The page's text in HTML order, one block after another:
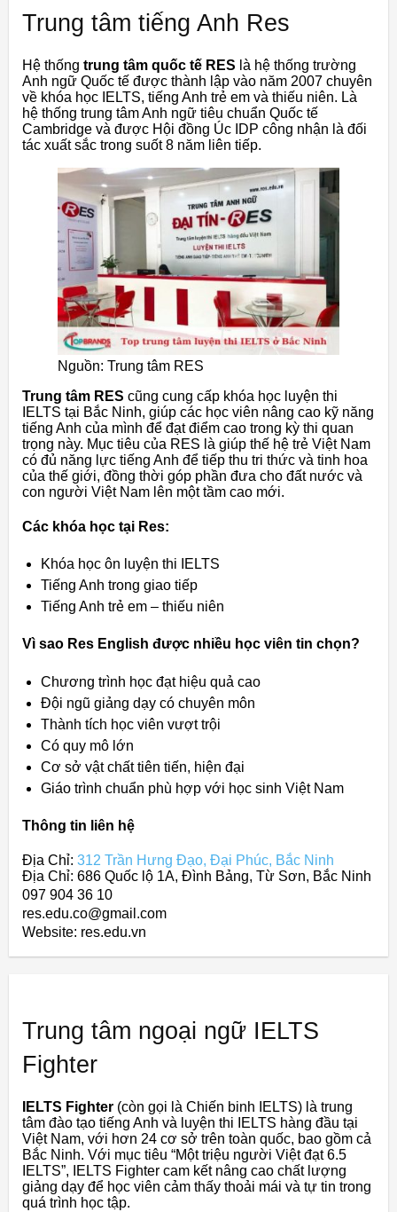
Trung tâm tiếng Anh Res
Hệ thống trung tâm quốc tế RES là hệ thống trường
Anh ngữ Quốc tế được thành lập vào năm 2007 chuyên
về khóa học IELTS, tiếng Anh trẻ em và thiếu niên. Là
hệ thống trung tâm Anh ngữ tiêu chuẩn Quốc tế
Cambridge và được Hội đồng Úc IDP công nhận là đối
tác xuất sắc trong suốt 8 năm liên tiếp.
Nguồn: Trung tâm RES
Trung tâm RES cũng cung cấp khóa học luyện thi
IELTS tại Bắc Ninh, giúp các học viên nâng cao kỹ năng
tiếng Anh của mình để đạt điểm cao trong kỳ thi quan
trọng này. Mục tiêu của RES là giúp thế hệ trẻ Việt Nam
có đủ năng lực tiếng Anh để tiếp thu tri thức và tinh hoa
của thế giới, đồng thời góp phần đưa cho đất nước và
con người Việt Nam lên một tầm cao mới.
Các khóa học tại Res:
Khóa học ôn luyện thi IELTS
Tiếng Anh trong giao tiếp
Tiếng Anh trẻ em – thiếu niên
Vì sao Res English được nhiều học viên tin chọn?
Chương trình học đạt hiệu quả cao
Đội ngũ giảng dạy có chuyên môn
Thành tích học viên vượt trội
Có quy mô lớn
Cơ sở vật chất tiên tiến, hiện đại
Giáo trình chuẩn phù hợp với học sinh Việt Nam
Thông tin liên hệ
Địa Chỉ: 312 Trần Hưng Đạo, Đại Phúc, Bắc Ninh
Địa Chỉ: 686 Quốc lộ 1A, Đình Bảng, Từ Sơn, Bắc Ninh
097 904 36 10
res.edu.co@gmail.com
Website: res.edu.vn
Trung tâm ngoại ngữ IELTS
Fighter
IELTS Fighter (còn gọi là Chiến binh IELTS) là trung
tâm đào tạo tiếng Anh và luyện thi IELTS hàng đầu tại
Việt Nam, với hơn 24 cơ sở trên toàn quốc, bao gồm cả
Bắc Ninh. Với mục tiêu “Một triệu người Việt đạt 6.5
IELTS”, IELTS Fighter cam kết nâng cao chất lượng
giảng dạy để học viên cảm thấy thoải mái và tự tin trong
quá trình học tập.